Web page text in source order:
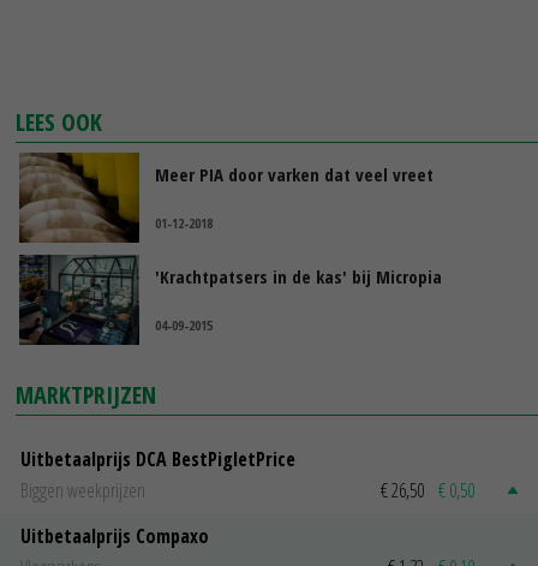
LEES OOK
Meer PIA door varken dat veel vreet
01-12-2018
'Krachtpatsers in de kas' bij Micropia
04-09-2015
MARKTPRIJZEN
Uitbetaalprijs DCA BestPigletPrice
Biggen weekprijzen
€ 26,50 € 0,50
Uitbetaalprijs Compaxo